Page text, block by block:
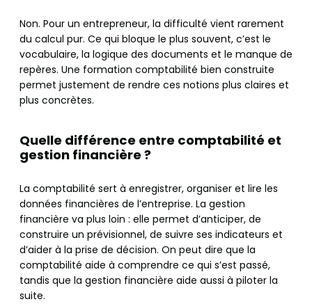
Non. Pour un entrepreneur, la difficulté vient rarement
du calcul pur. Ce qui bloque le plus souvent, c’est le
vocabulaire, la logique des documents et le manque de
repères. Une formation comptabilité bien construite
permet justement de rendre ces notions plus claires et
plus concrètes.
Quelle différence entre comptabilité et
gestion financière ?
La comptabilité sert à enregistrer, organiser et lire les
données financières de l’entreprise. La gestion
financière va plus loin : elle permet d’anticiper, de
construire un prévisionnel, de suivre ses indicateurs et
d’aider à la prise de décision. On peut dire que la
comptabilité aide à comprendre ce qui s’est passé,
tandis que la gestion financière aide aussi à piloter la
suite.